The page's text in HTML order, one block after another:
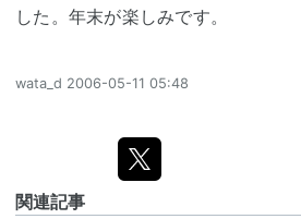
した。年末が楽しみです。
wata_d 2006-05-11 05:48
関連記事